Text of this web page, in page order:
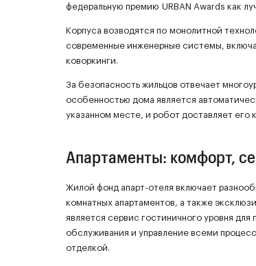
федеральную премию URBAN Awards как
Корпуса возводятся по монолитной
современные инженерные системы,
коворкинги.
За безопасность жильцов отвечает
особенностью дома является
указанном месте, и робот доставляет его
Апартаменты: комфорт,
Жилой фонд апарт-отеля включает
комнатных апартаментов, а также
является сервис гостиничного уровня
обслуживания и управление всеми
отделкой.